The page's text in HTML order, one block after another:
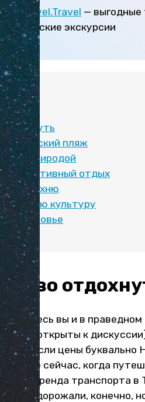
и Level.Travel — выгодные
авторские экскурсии
райский пляж
природой
активный отдых
кухню
тайскую культуру
здоровье
вы и в
рады и открыты к
выросли цены
даже сейчас, когда
аренда транспорта
лет подорожали, конечно,